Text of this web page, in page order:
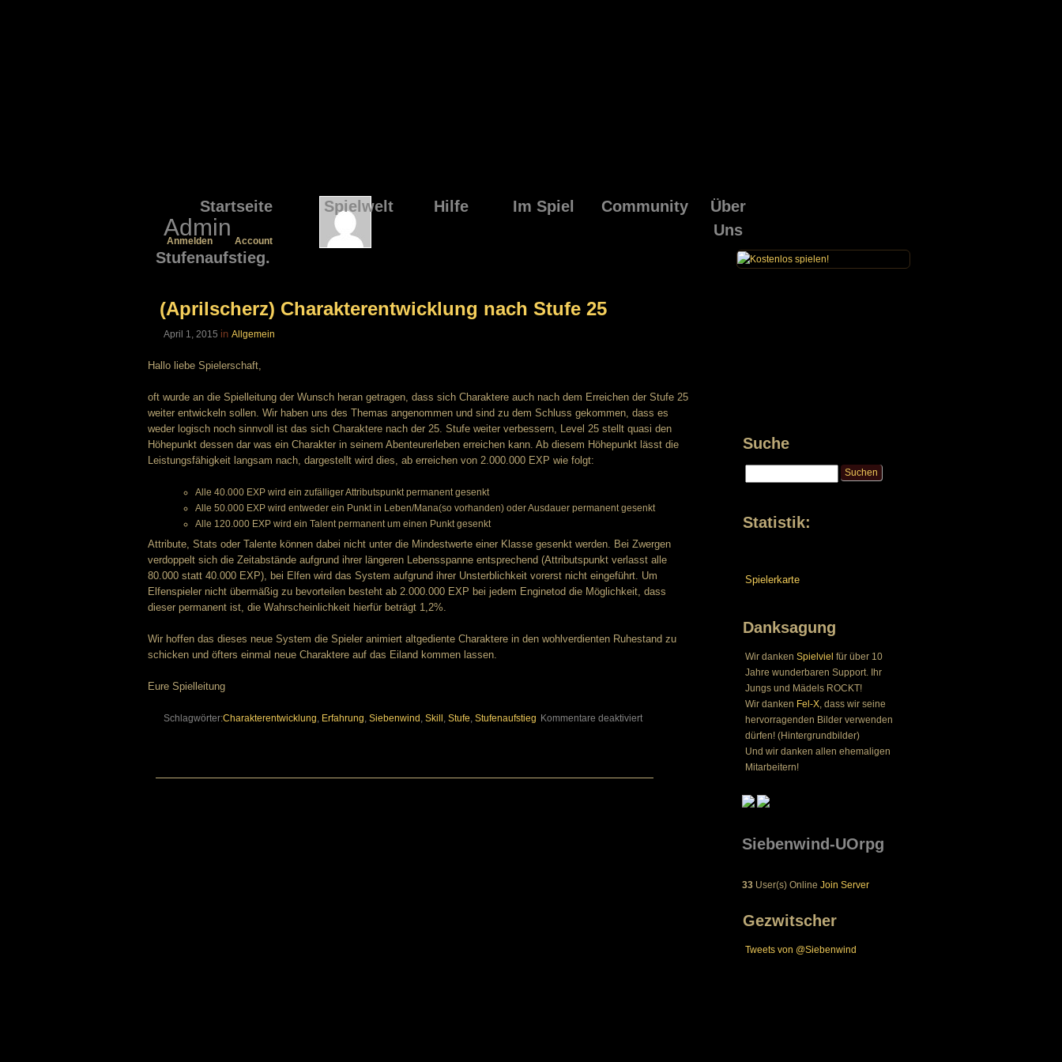
Startseite Spielwelt Hilfe Im Spiel Community
Über
Uns
Admin
Anmelden Account
Stufenaufstieg.
(Aprilscherz) Charakterentwicklung nach Stufe 25
April 1, 2015 in Allgemein
Hallo liebe Spielerschaft,
oft wurde an die Spielleitung der Wunsch heran getragen, dass sich Charaktere auch nach dem Erreichen der Stufe 25
weiter entwickeln sollen. Wir haben uns des Themas angenommen und sind zu dem Schluss gekommen, dass es
weder logisch noch sinnvoll ist das sich Charaktere nach der 25. Stufe weiter verbessern, Level 25 stellt quasi den
Höhepunkt dessen dar was ein Charakter in seinem Abenteurerleben erreichen kann. Ab diesem Höhepunkt lässt die
Leistungsfähigkeit langsam nach, dargestellt wird dies, ab erreichen von 2.000.000 EXP wie folgt:
Alle 40.000 EXP wird ein zufälliger Attributspunkt permanent gesenkt
Alle 50.000 EXP wird entweder ein Punkt in Leben/Mana(so vorhanden) oder Ausdauer permanent gesenkt
Alle 120.000 EXP wird ein Talent permanent um einen Punkt gesenkt
Attribute, Stats oder Talente können dabei nicht unter die Mindestwerte einer Klasse gesenkt werden. Bei Zwergen
verdoppelt sich die Zeitabstände aufgrund ihrer längeren Lebensspanne entsprechend (Attributspunkt verlasst alle
80.000 statt 40.000 EXP), bei Elfen wird das System aufgrund ihrer Unsterblichkeit vorerst nicht eingeführt. Um
Elfenspieler nicht übermäßig zu bevorteilen besteht ab 2.000.000 EXP bei jedem Enginetod die Möglichkeit, dass
dieser permanent ist, die Wahrscheinlichkeit hierfür beträgt 1,2%.
Wir hoffen das dieses neue System die Spieler animiert altgediente Charaktere in den wohlverdienten Ruhestand zu
schicken und öfters einmal neue Charaktere auf das Eiland kommen lassen.
Eure Spielleitung
Schlagwörter:Charakterentwicklung, Erfahrung, Siebenwind , Skill , Stufe, Stufenaufstieg Kommentare deaktiviertfür
Stufe
Suche
Statistik:
Spielerkarte
Danksagung
Wir danken Spielviel für über 10
Jahre wunderbaren Support. Ihr
Jungs und Mädels ROCKT!
Wir danken Fel-X, dass wir seine
hervorragenden Bilder verwenden
dürfen! (Hintergrundbilder)
Und wir danken allen ehemaligen
Mitarbeitern!
Siebenwind-UOrpg
33 User(s) Online Join Server
Gezwitscher
Tweets von @Siebenwind